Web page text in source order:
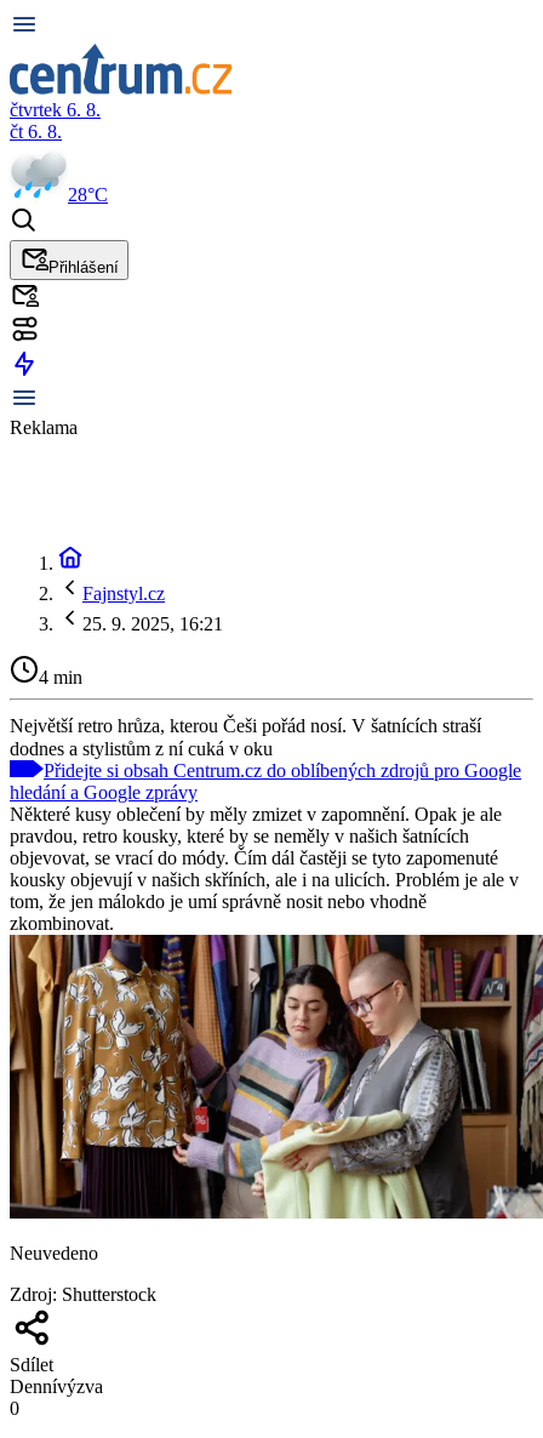
čtvrtek 6. 8.
čt 6. 8.
28°C
Přihlášení
Reklama
Fajnstyl.cz
25. 9. 2025, 16:21
4 min
Největší retro hrůza, kterou Češi pořád nosí. V šatnících straší
dodnes a stylistům z ní cuká v oku
Přidejte si obsah Centrum.cz do oblíbených zdrojů pro Google
hledání a Google zprávy
Některé kusy oblečení by měly zmizet v zapomnění. Opak je ale
pravdou, retro kousky, které by se neměly v našich šatnících
objevovat, se vrací do módy. Čím dál častěji se tyto zapomenuté
kousky objevují v našich skříních, ale i na ulicích. Problém je ale v
tom, že jen málokdo je umí správně nosit nebo vhodně
zkombinovat.
Neuvedeno
Zdroj: Shutterstock
Sdílet
Dennívýzva
0